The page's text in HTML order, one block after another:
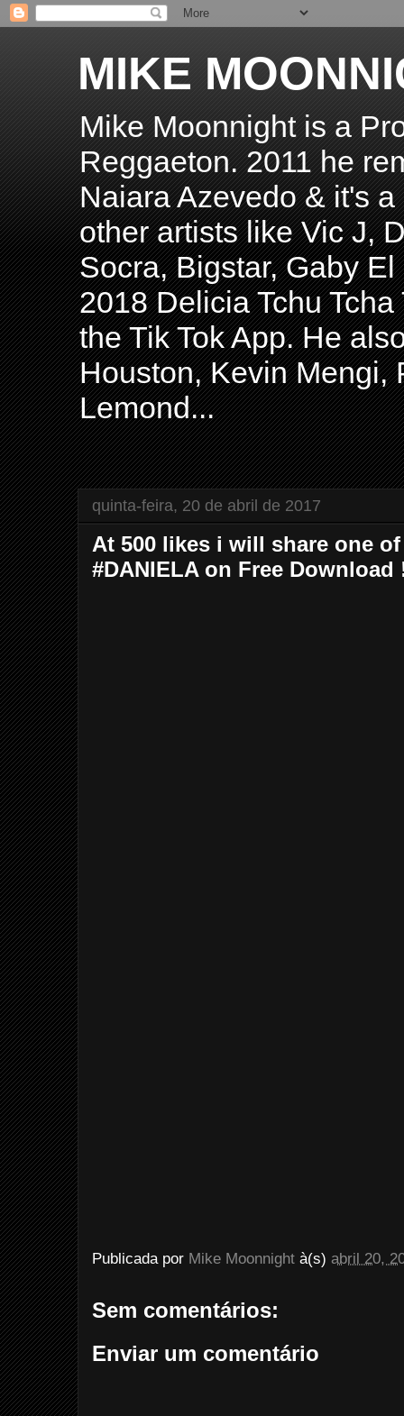
MIKE
Mike Moonnight is a
Reggaeton. 2011 he
Naiara Azevedo & it's
other artists like Vic J,
Socra, Bigstar, Gaby
2018 Delicia Tchu
the Tik Tok App. He
Houston, Kevin Mengi,
Lemond...
quinta-feira, 20 de abril de 2017
At 500 likes i will share one
#DANIELA on Free Download
Publicada por Mike Moonnight à(s) abril 20,
Sem comentários:
Enviar um comentário